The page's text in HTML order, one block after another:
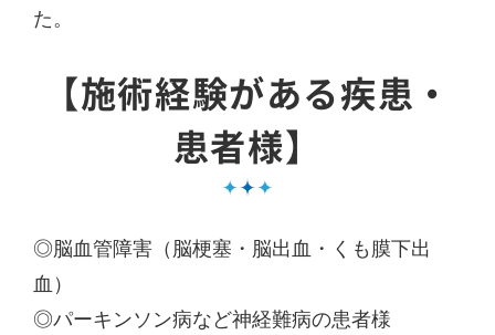
た。
【施術経験がある疾患・
患者様】
◎脳血管障害（脳梗塞・脳出血・くも膜下出
血）
◎パーキンソン病など神経難病の患者様